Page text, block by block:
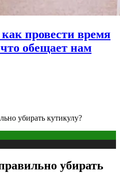
провести время
обещает нам
убирать кутикулу?
убирать